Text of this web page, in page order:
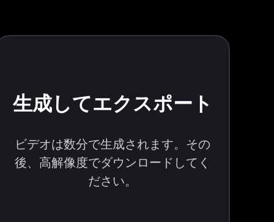
生成してエクスポート
ビデオは数分で生成されます。その
後、高解像度でダウンロードしてく
ださい。